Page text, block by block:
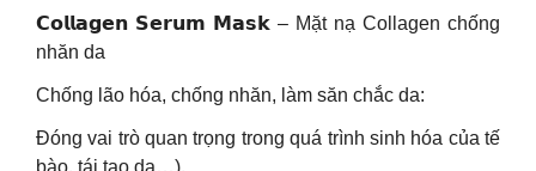
𝗖𝗼𝗹𝗹𝗮𝗴𝗲𝗻 𝗦𝗲𝗿𝘂𝗺 𝗠𝗮𝘀𝗸 – Mặt nạ Collagen chống
nhăn da
Chống lão hóa, chống nhăn, làm săn chắc da:
Đóng vai trò quan trọng trong quá trình sinh hóa của tế